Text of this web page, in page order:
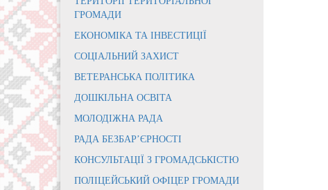
ГРОМАДИ
ЕКОНОМІКА ТА ІНВЕСТИЦІЇ
СОЦІАЛЬНИЙ ЗАХИСТ
ВЕТЕРАНСЬКА ПОЛІТИКА
ДОШКІЛЬНА ОСВІТА
МОЛОДІЖНА РАДА
РАДА БЕЗБАР’ЄРНОСТІ
КОНСУЛЬТАЦІЇ З ГРОМАДСЬКІСТЮ
ПОЛІЦЕЙСЬКИЙ ОФІЦЕР ГРОМАДИ